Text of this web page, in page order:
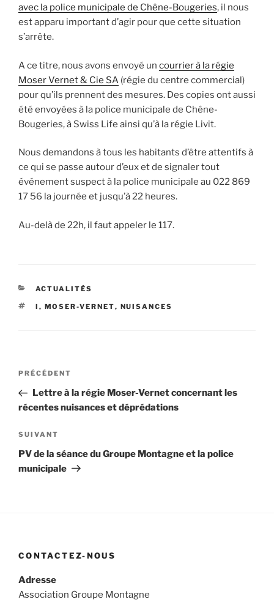
avec la police municipale de Chêne-Bougeries, il nous
est apparu important d’agir pour que cette situation
s’arrête.
A ce titre, nous avons envoyé un courrier à la régie
Moser Vernet & Cie SA (régie du centre commercial)
pour qu’ils prennent des mesures. Des copies ont aussi
été envoyées à la police municipale de Chêne-
Bougeries, à Swiss Life ainsi qu’à la régie Livit.
Nous demandons à tous les habitants d’être attentifs à
ce qui se passe autour d’eux et de signaler tout
événement suspect à la police municipale au 022 869
17 56 la journée et jusqu’à 22 heures.
Au-delà de 22h, il faut appeler le 117.
CATÉGORIES
ACTUALITÉS
ÉTIQUETTES
I , MOSER-VERNET, NUISANCES
Navigation
l’article
Article
précédent
PRÉCÉDENT
Lettre à la régie Moser-Vernet concernant les
récentes nuisances et déprédations
Article
suivant
SUIVANT
PV de la séance du Groupe Montagne et la police
municipale
CONTACTEZ-NOUS
Adresse
Association Groupe Montagne